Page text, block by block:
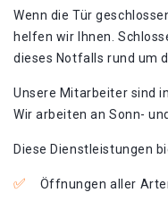
Wenn die Tür
helfen wir Ihnen.
dieses Notfalls rund um
Unsere Mitarbeiter sind
Wir arbeiten an Sonn-
Diese Dienstleistungen
Öffnungen aller